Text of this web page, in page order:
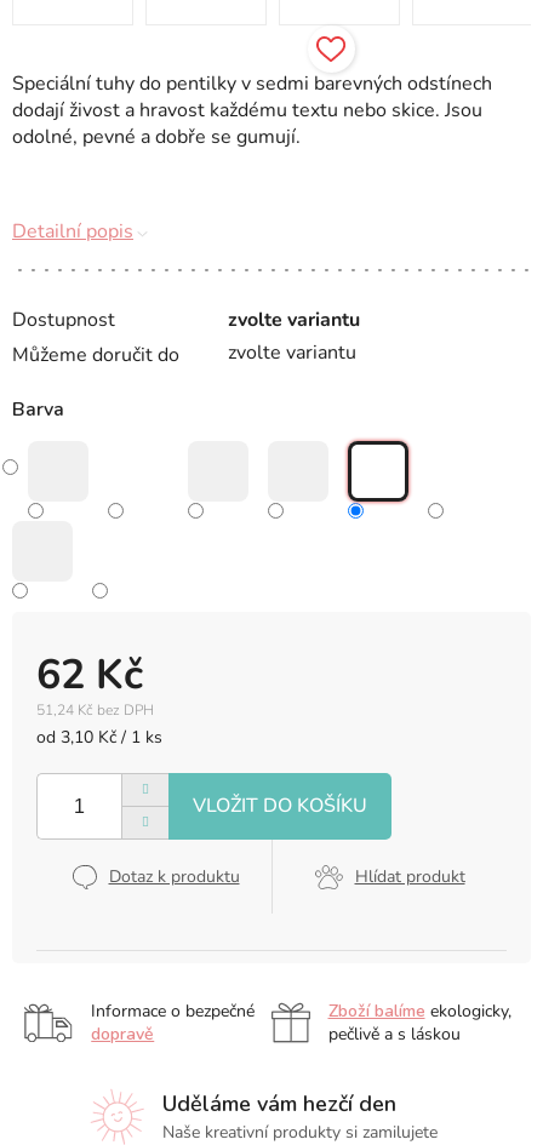
Dostupnost
zvolte variantu
Můžeme doručit do
zvolte variantu
62 Kč
51,24 Kč bez DPH
Měrná
od 3,10 Kč / 1 ks
Dotaz k produktu Hlídat produkt
Barva
Speciální tuhy do pentilky v sedmi barevných odstínech
dodají živost a hravost každému textu nebo skice. Jsou
odolné, pevné a dobře se gumují.
Detailní popis
Informace o bezpečné
dopravě
Zboží balíme ekologicky,
pečlivě a s láskou
Uděláme vám hezčí den
Naše kreativní produkty si zamilujete